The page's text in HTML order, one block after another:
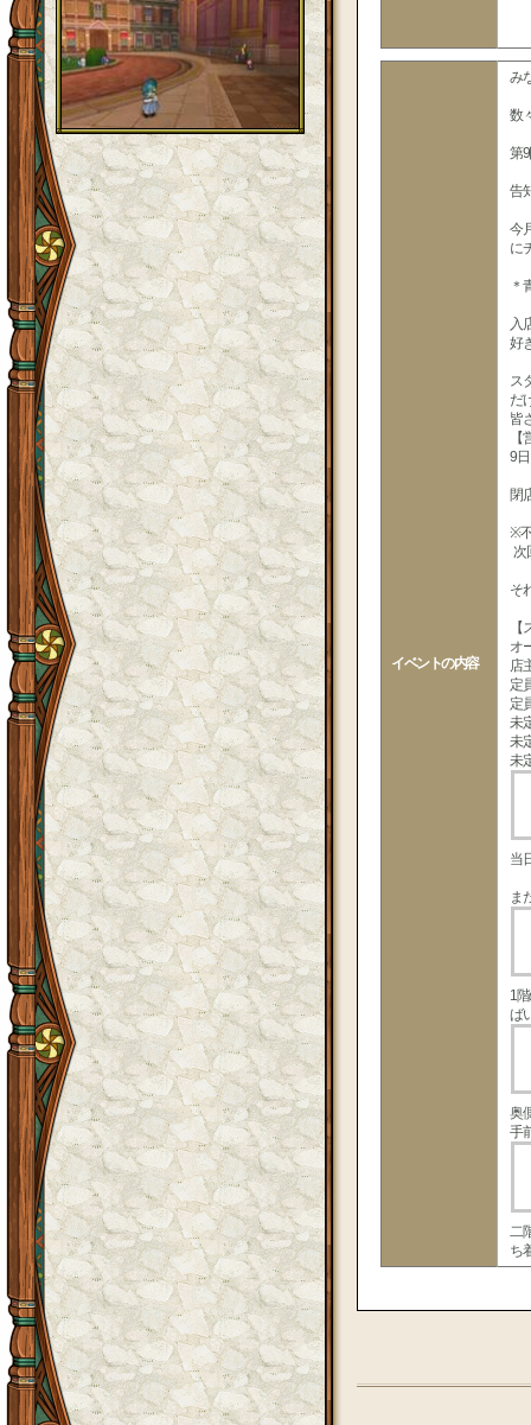
イベントの内容
み
数
第
告
今
に
＊
入
好
ス
だ
皆
9日
閉
※
次
そ
オ
店
定
定
未
未
未
当
ま
1
ば
奥
手
二
ち